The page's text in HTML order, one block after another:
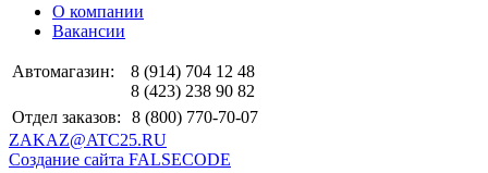
О компании
Вакансии
Автомагазин:
8 (914) 704 12 48
8 (423) 238 90 82
Отдел заказов:
8 (800) 770-70-07
ZAKAZ@ATC25.RU
Создание сайта FALSECODE